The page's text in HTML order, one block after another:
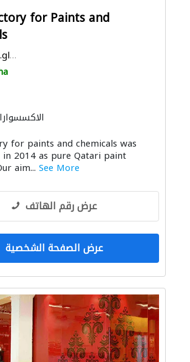
for Paints and
https://goo.gl/maps/enzAnsFRSJTcqDoc6
for paints and chemicals was
in 2014 as pure Qatari paint
aim... See More
عرض رقم الهاتف
عرض الصفحة الشخصية